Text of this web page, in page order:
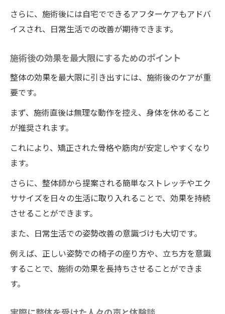
痛くない整体で驚きの効果！ワイルドボディで
身長が伸びる体験
術
痛みを感じない施術が可能な理由
るケア
施術後の効果を実感するためのフォローア
ップ
整体院ワイルドボディの施術で得られる意
外な健康効果
徳島県の整体院ワイルドボディの施術で健康と
理想のスタイルを手に入れる方法
ワイルドボディで選ばれるスタイルアップ
整体とは？
法
さらに、施術後には自宅でできるアフターケアもアドバ
イスされ、日常生活での改善が期待できます。
施術後の効果を最大限にするためのポイント
整体の効果を最大限に引き出すには、施術後のケアが重
要です。
まず、施術直後は無理な動作を控え、身体を休めること
が推奨されます。
これにより、矯正された骨格や筋肉が安定しやすくなり
ます。
さらに、整体師から提案される簡単なストレッチやエク
ササイズを日々の生活に取り入れることで、効果を持続
させることができます。
また、日常生活での姿勢改善の意識づけも大切です。
例えば、正しい姿勢での椅子の座り方や、立ち方を意識
することで、施術の効果を長持ちさせることができま
す。